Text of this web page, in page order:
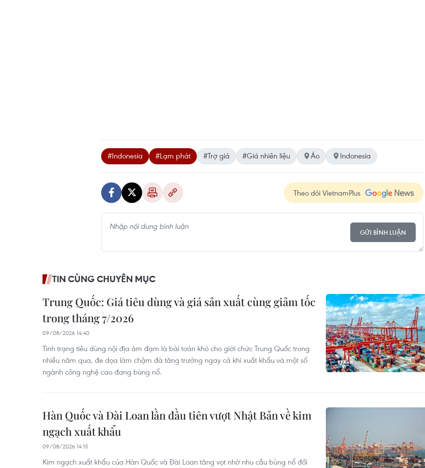
#Indonesia #Lạm phát #Trợ giá #Giá nhiên liệu Áo Indonesia
Theo dõi VietnamPlus
GỬI BÌNH LUẬN
TIN CÙNG CHUYÊN MỤC
Trung Quốc: Giá tiêu dùng và giá sản xuất cùng giảm tốc
trong tháng 7/2026
09/08/2026 14:40
Tình trạng tiêu dùng nội địa ảm đạm là bài toán khó cho giới chức Trung Quốc trong
nhiều năm qua, đe dọa làm chậm đà tăng trưởng ngay cả khi xuất khẩu và một số
ngành công nghệ cao đang bùng nổ.
Hàn Quốc và Đài Loan lần đầu tiên vượt Nhật Bản về kim
ngạch xuất khẩu
09/08/2026 14:15
Kim ngạch xuất khẩu của Hàn Quốc và Đài Loan tăng vọt nhờ nhu cầu bùng nổ đối